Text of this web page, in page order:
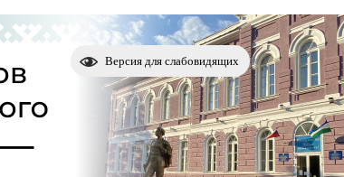
Версия для слабовидящих